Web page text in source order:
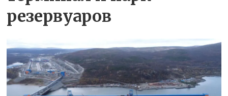
резервуаров